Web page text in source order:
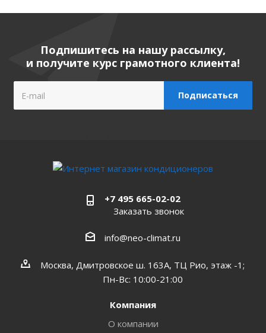
Подпишитесь на нашу рассылку,
и получите курс грамотного клиента!
+7 495 665-02-02
Заказать звонок
info@neo-climat.ru
Москва, Дмитровское ш. 163А, ТЦ Рио, этаж -1;
Пн-Вс: 10:00-21:00
Компания
О компании